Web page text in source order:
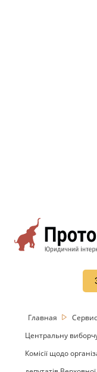
Главная
Центральну
Комісії щодо